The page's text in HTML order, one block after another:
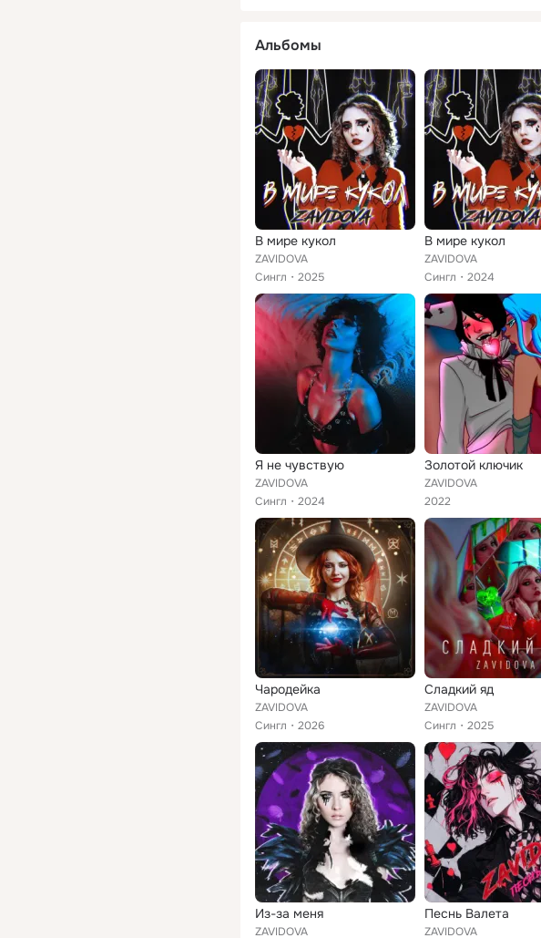
Альбомы
В мире кукол
ZAVIDOVA
Сингл
2025
В мире кукол
ZAVIDOVA
Сингл
2024
Я не чувствую
ZAVIDOVA
Сингл
2024
Золотой ключик
ZAVIDOVA
2022
Чародейка
ZAVIDOVA
Сингл
2026
Сладкий яд
ZAVIDOVA
Сингл
2025
Из-за меня
ZAVIDOVA
Песнь Валета
ZAVIDOVA